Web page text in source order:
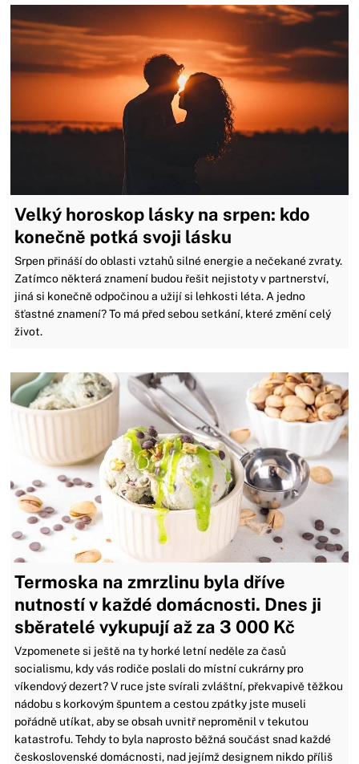
Velký horoskop lásky na srpen: kdo
konečně potká svoji lásku
Srpen přináší do oblasti vztahů silné energie a nečekané zvraty.
Zatímco některá znamení budou řešit nejistoty v partnerství,
jiná si konečně odpočinou a užijí si lehkosti léta. A jedno
šťastné znamení? To má před sebou setkání, které změní celý
život.
Termoska na zmrzlinu byla dříve
nutností v každé domácnosti. Dnes ji
sběratelé vykupují až za 3 000 Kč
Vzpomenete si ještě na ty horké letní neděle za časů
socialismu, kdy vás rodiče poslali do místní cukrárny pro
víkendový dezert? V ruce jste svírali zvláštní, překvapivě těžkou
nádobu s korkovým špuntem a cestou zpátky jste museli
pořádně utíkat, aby se obsah uvnitř neproměnil v tekutou
katastrofu. Tehdy to byla naprosto běžná součást snad každé
československé domácnosti, nad jejímž designem nikdo příliš